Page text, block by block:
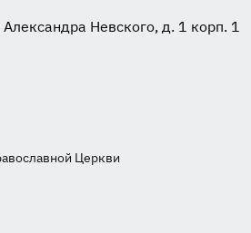
Невского, д. 1 корп. 1
Церкви